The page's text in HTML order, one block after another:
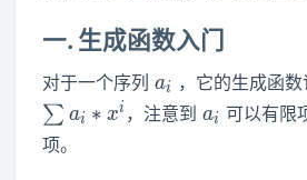
一. 生成函数入门
对于一个序列a_i
ai ，它的生成函
∑ ai ∗ xi ，注意到a_i
ai
可以有限
项。